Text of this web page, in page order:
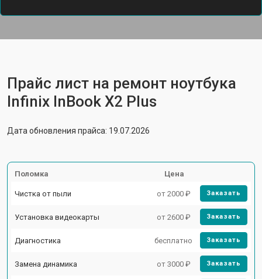
Прайс лист на ремонт ноутбука
Infinix InBook X2 Plus
Дата обновления прайса: 19.07.2026
Поломка Цена
Чистка от пыли от 2000 ₽ Заказать
Установка видеокарты от 2600 ₽ Заказать
Диагностика бесплатно Заказать
Замена динамика от 3000 ₽ Заказать